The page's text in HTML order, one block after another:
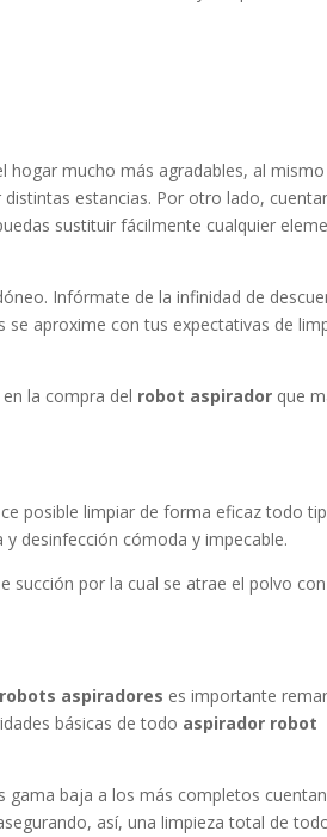
hogar mucho más agradables, al mismo
estancias. Por otro lado,
sustituir fácilmente cualquier
Infórmate de la infinidad de
aproxime con tus expectativas de
la compra del robot aspirador que
posible limpiar de forma eficaz todo
desinfección cómoda y impecable.
succión por la cual se atrae el polvo
robots aspiradores es importante
básicas de todo aspirador robot
gama baja a los más completos
así, una limpieza total de